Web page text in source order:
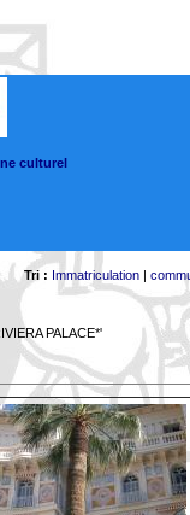
culturel
Tri : Immatriculation|
PALACE*'